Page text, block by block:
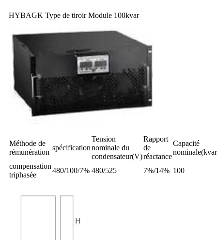
HYBAGK Type de tiroir Module 100kvar
Méthode de
rémunération
spécification
Tension
nominale du
condensateur(V)
Rapport
de
réactance
Capacité
compensation
triphasée
480/100/7% 480/525 7%/14% 100